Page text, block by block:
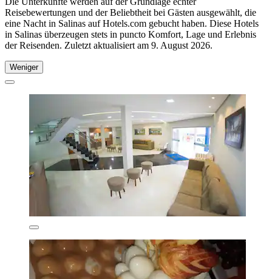
Reisebewertungen und der Beliebtheit bei Gästen ausgewählt, die
eine Nacht in Salinas auf Hotels.com gebucht haben. Diese Hotels
in Salinas überzeugen stets in puncto Komfort, Lage und Erlebnis
der Reisenden. Zuletzt aktualisiert am 9. August 2026.
Weniger